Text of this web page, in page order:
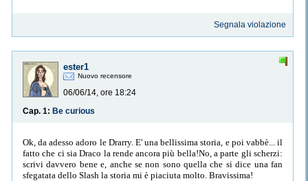
Segnala violazione
ester1
Nuovo recensore
06/06/14, ore 18:24
Cap. 1: Be curious
Ok, da adesso adoro le Drarry. E' una bellissima storia, e poi vabbè... il
fatto che ci sia Draco la rende ancora più bella!No, a parte gli scherzi:
scrivi davvero bene e, anche se non sono quella che si dice una fan
sfegatata dello Slash la storia mi è piaciuta molto. Bravissima!